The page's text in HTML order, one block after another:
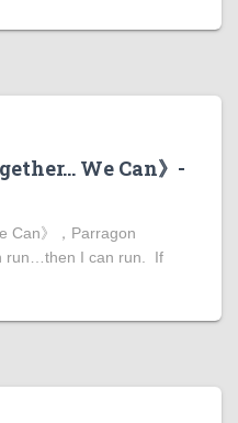
We Can》-
Can》，Parragon
run…then I can run. If